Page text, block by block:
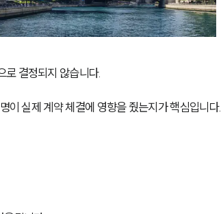
로 결정되지 않습니다.
이 실제 계약 체결에 영향을 줬는지가 핵심입니다.